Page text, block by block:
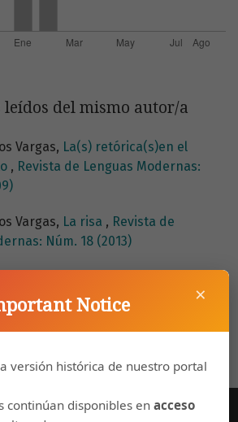
del mismo autor/a
Vargas, La(s) retórica(s)en el
, Revista de Lenguas Modernas:
Vargas, La risa , Revista de
Núm. 18 (2013)
×
Notice
versión histórica de nuestro portal
continúan disponibles enacceso